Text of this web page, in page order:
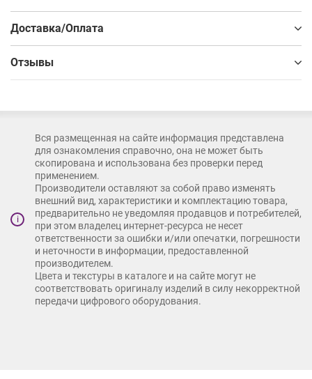
Фурнитура Grade – надёжная точка опоры для создания
Доставка/Оплата
Отзывы
i
Вся размещенная на сайте информация представлена
для ознакомления справочно, она не может быть
скопирована и использована без проверки перед
применением.
Производители оставляют за собой право изменять
внешний вид, характеристики и комплектацию товара,
предварительно не уведомляя продавцов и потребителей,
при этом владелец интернет-ресурса не несет
ответственности за ошибки и/или опечатки, погрешности
и неточности в информации, предоставленной
производителем.
Цвета и текстуры в каталоге и на сайте могут не
соответствовать оригиналу изделий в силу некорректной
передачи цифрового оборудования.